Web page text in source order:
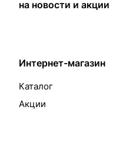
на новости и акции
Интернет-магазин
Каталог
Акции